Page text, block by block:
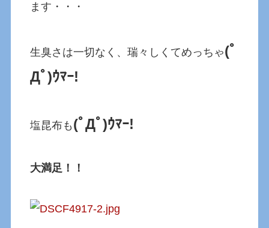
ます・・・
生臭さは一切なく、瑞々しくてめっちゃ(ﾟ
Дﾟ)ｳﾏｰ!
塩昆布も (ﾟДﾟ)ｳﾏｰ!
大満足！！